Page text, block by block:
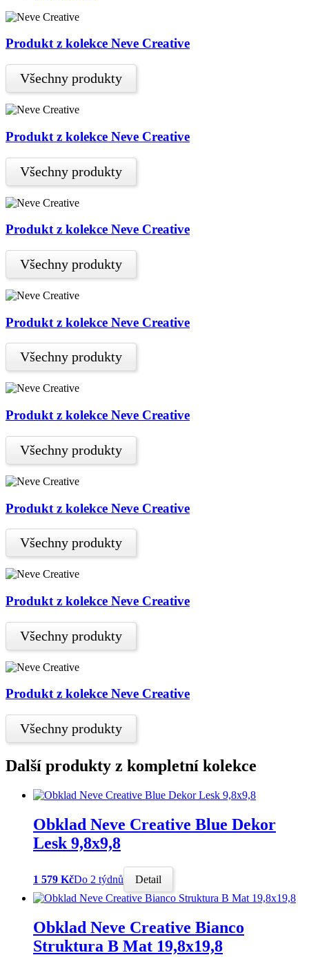
Produkt z kolekce Neve Creative
Všechny produkty
Produkt z kolekce Neve Creative
Všechny produkty
Produkt z kolekce Neve Creative
Všechny produkty
Produkt z kolekce Neve Creative
Všechny produkty
Produkt z kolekce Neve Creative
Všechny produkty
Produkt z kolekce Neve Creative
Všechny produkty
Produkt z kolekce Neve Creative
Všechny produkty
Produkt z kolekce Neve Creative
Všechny produkty
Další produkty z kompletní kolekce
Obklad Neve Creative Blue Dekor
Lesk 9,8x9,8
1 579 KčDo 2 týdnů Detail
Obklad Neve Creative Bianco
Struktura B Mat 19,8x19,8